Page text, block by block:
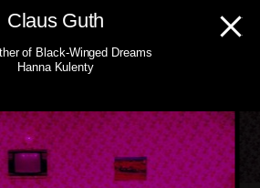
Claus Guth
of Black-Winged Dreams
Hanna Kulenty